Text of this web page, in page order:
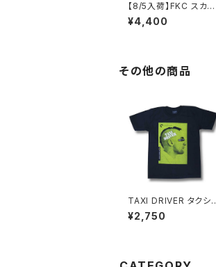
【8/5入荷】FKC スカル
おじさん Tシャツ おも
しろ パロディ プレゼン
クリスマス ロックTシャ
ツ バンドTシャツ 黒 ブ
¥4,400
その他の商品
TAXI DRIVER タクシ
ードライバー Tシャツ
ロバート・デニーロ 映画
¥2,750